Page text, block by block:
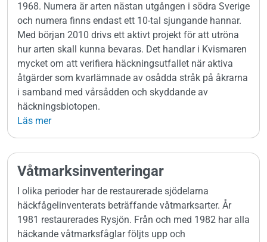
1968. Numera är arten nästan utgången i södra Sverige
och numera finns endast ett 10-tal sjungande hannar.
Med början 2010 drivs ett aktivt projekt för att utröna
hur arten skall kunna bevaras. Det handlar i Kvismaren
mycket om att verifiera häckningsutfallet när aktiva
åtgärder som kvarlämnade av osådda stråk på åkrarna
i samband med vårsådden och skyddande av
häckningsbiotopen.
Läs mer
Våtmarksinventeringar
I olika perioder har de restaurerade sjödelarna
häckfågelinventerats beträffande våtmarksarter. År
1981 restaurerades Rysjön. Från och med 1982 har alla
häckande våtmarksfåglar följts upp och